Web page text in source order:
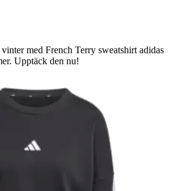
med French Terry sweatshirt adidas
Upptäck den nu!